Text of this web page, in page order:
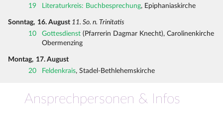
19
Literaturkreis: Buchbesprechung, Epiphaniaskirche
Sonntag, 16. August 11. So. n. Trinitatis
10
Gottesdienst (Pfarrerin Dagmar Knecht), Carolinenkirche
Obermenzing
Montag, 17. August
20
Feldenkrais, Stadel-Bethlehemskirche
Ansprechpersonen & Infos